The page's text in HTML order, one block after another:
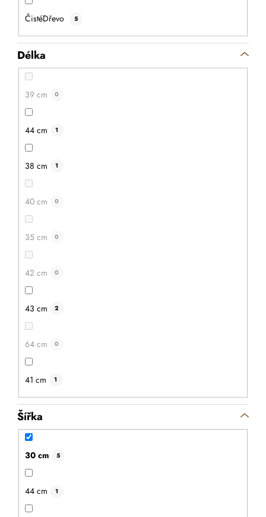
ČistéDřevo 5
Délka
39 cm 0
44 cm 1
38 cm 1
40 cm 0
35 cm 0
42 cm 0
43 cm 2
64 cm 0
41 cm 1
Šířka
30 cm 5
44 cm 1
hvězdiček.